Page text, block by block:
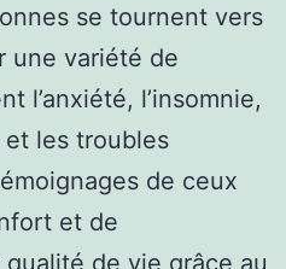
se tournent vers
une variété de
l’anxiété, l’insomnie,
les troubles
de ceux
et de
qualité de vie grâce au